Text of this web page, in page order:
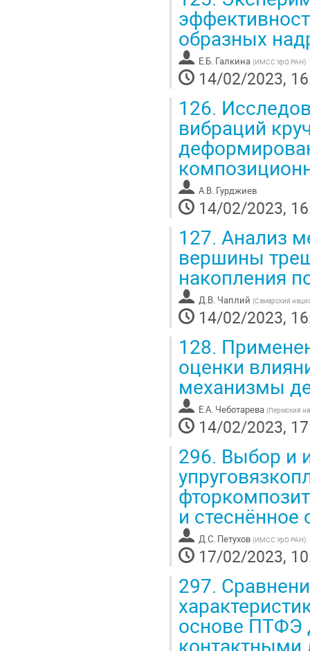
образных
Е.Б. Галкина (ИМСС УрО РАН)
14/02/2023,
126.
вибраций
А.В. Гурджиев
14/02/2023,
127. Анализ
вершины
накопления
Д.В. Чаплий (Самарский
14/02/2023,
128.
оценки
механизмы
Е.А. Чеботарева (Пермский
14/02/2023,
296. Выбор и
и стеснённое
Д.С. Петухов (ИМСС УрО РАН)
17/02/2023,
297.
основе ПТФЭ